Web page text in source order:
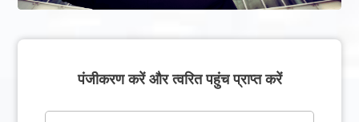
पंजीकरण करें और त्वरित पहुंच प्राप्त करें